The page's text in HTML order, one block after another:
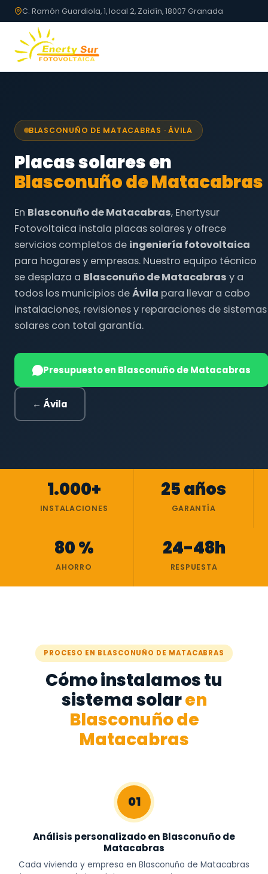
C. Ramón Guardiola, 1, local 2, Zaidín, 18007 Granada
BLASCONUÑO DE MATACABRAS · ÁVILA
Placas solares en
Blasconuño de Matacabras
En Blasconuño de Matacabras, Enertysur
Fotovoltaica instala placas solares y ofrece
servicios completos de ingeniería fotovoltaica
para hogares y empresas. Nuestro equipo técnico
se desplaza a Blasconuño de Matacabras y a
todos los municipios deÁvila para llevar a cabo
instalaciones, revisiones y reparaciones de sistemas
solares con total garantía.
Presupuesto en Blasconuño de Matacabras
← Ávila
1.000+
INSTALACIONES
25 años
GARANTÍA
80 %
AHORRO
24-48h
RESPUESTA
PROCESO EN BLASCONUÑO DE MATACABRAS
Cómo instalamos tu
sistema solaren
Blasconuño de
Matacabras
01
Análisis personalizado en Blasconuño de
Matacabras
Cada vivienda y empresa en Blasconuño de Matacabras